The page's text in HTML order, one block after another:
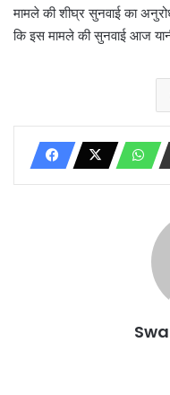
मामले की शीघ्र सुनवाई का
कि इस मामले की सुनवाई आज